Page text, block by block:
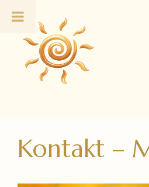
Inhalt
springen
Kontakt –